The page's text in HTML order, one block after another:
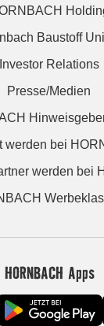
Baustoff
Investor Relations
Presse/Medien
werden bei
werden bei
HORNBACH Apps